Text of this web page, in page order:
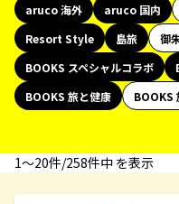
aruco 海外
aruco 国内
Resort Style
島旅 御
BOOKS スペシャルコラボ
BOOKS 旅と健康
BOOKS
1〜20件/258件中 を表示